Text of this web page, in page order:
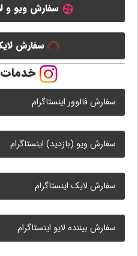
سفارش ویو و
سفارش
خدمات
سفارش فالوور اینستاگرام
سفارش ویو (بازدید) اینستاگرام
سفارش لایک اینستاگرام
سفارش بیننده لایو اینستاگرام